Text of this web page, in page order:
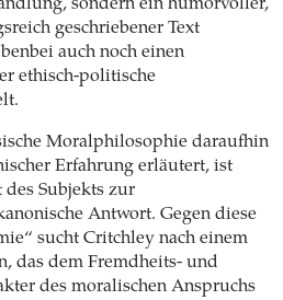
sondern ein humorvoller,
geschriebener Text
auch noch einen
ethisch-politische
Moralphilosophie daraufhin
Erfahrung erläutert, ist
Subjekts zur
Antwort. Gegen diese
sucht Critchley nach einem
das dem Fremdheits- und
des moralischen Anspruchs